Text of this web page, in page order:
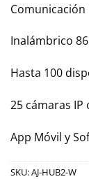
Comunicación
Inalámbrico
Hasta 100
25 cámaras
App Móvil y
SKU:AJ-HUB2-W